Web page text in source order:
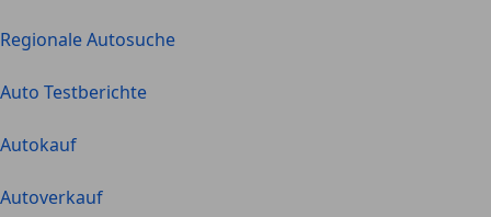
Regionale Autosuche
Auto Testberichte
Autokauf
Autoverkauf